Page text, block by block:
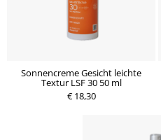
Sonnencreme Gesicht leichte
Textur LSF 30 50 ml
€ 18,30